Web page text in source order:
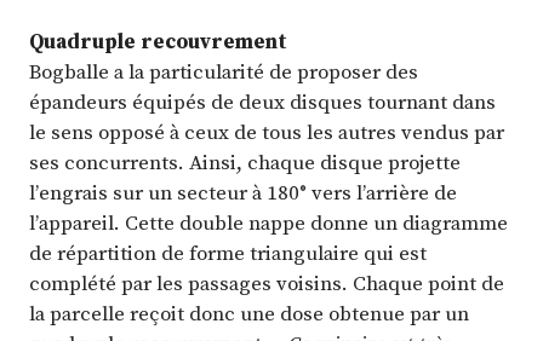
Quadruple recouvrement
Bogballe a la particularité de proposer des
épandeurs équipés de deux disques tournant dans
le sens opposé à ceux de tous les autres vendus par
ses concurrents. Ainsi, chaque disque projette
l’engrais sur un secteur à 180° vers l’arrière de
l’appareil. Cette double nappe donne un diagramme
de répartition de forme triangulaire qui est
complété par les passages voisins. Chaque point de
la parcelle reçoit donc une dose obtenue par un